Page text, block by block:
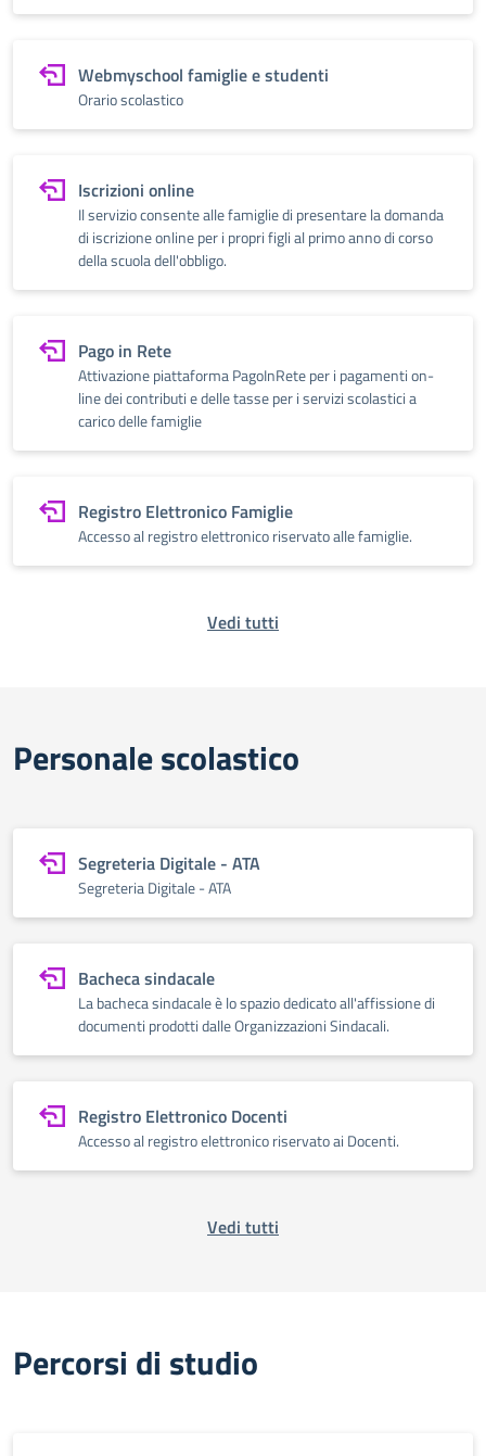
Webmyschool famiglie e studenti
Orario scolastico
Iscrizioni online
Il servizio consente alle famiglie di presentare la domanda
di iscrizione online per i propri figli al primo anno di corso
della scuola dell'obbligo.
Pago in Rete
Attivazione piattaforma PagoInRete per i pagamenti on-
line dei contributi e delle tasse per i servizi scolastici a
carico delle famiglie
Registro Elettronico Famiglie
Accesso al registro elettronico riservato alle famiglie.
Vedi tutti
Personale scolastico
Segreteria Digitale - ATA
Segreteria Digitale - ATA
Bacheca sindacale
La bacheca sindacale è lo spazio dedicato all'affissione di
documenti prodotti dalle Organizzazioni Sindacali.
Registro Elettronico Docenti
Accesso al registro elettronico riservato ai Docenti.
Vedi tutti
Percorsi di studio